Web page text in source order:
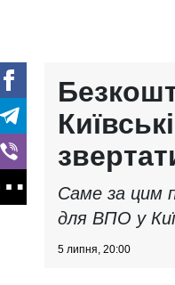
Саме за цим
для ВПО у
5 липня, 20:00